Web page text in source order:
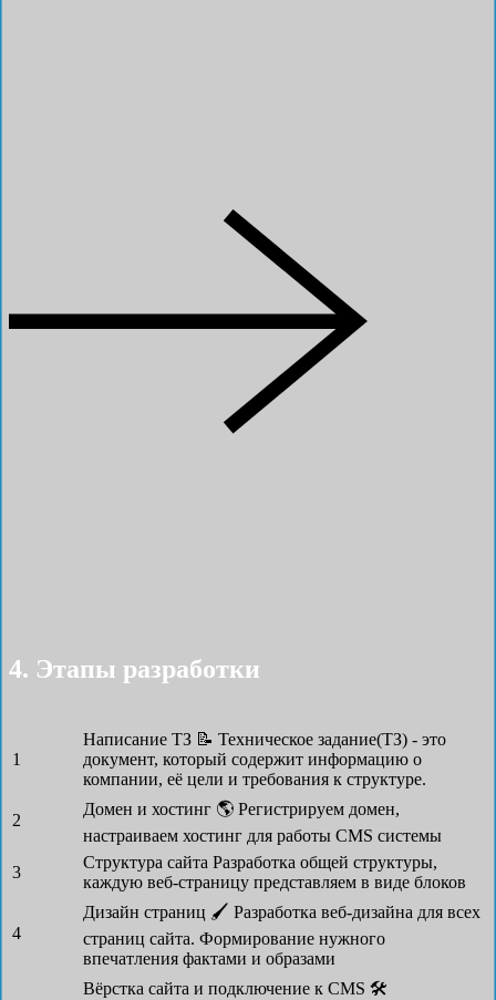
4. Этапы разработки
1
Написание ТЗ 📝 Техническое задание(ТЗ) - это
документ, который содержит информацию о
компании, её цели и требования к структуре.
2
Домен и хостинг 🌎 Регистрируем домен,
настраиваем хостинг для работы CMS системы
3
Структура сайта Разработка общей структуры,
каждую веб-страницу представляем в виде блоков
4
Дизайн страниц 🖌 Разработка веб-дизайна для всех
страниц сайта. Формирование нужного
впечатления фактами и образами
Вёрстка сайта и подключение к CMS 🛠